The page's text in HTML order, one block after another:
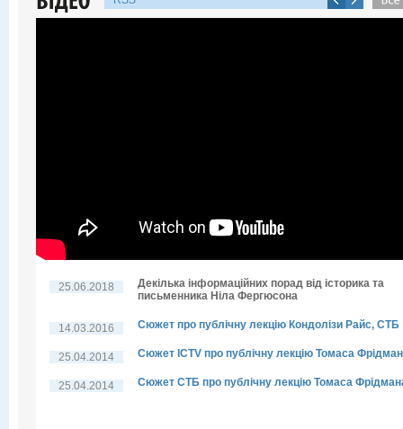
25.06.2018
Декілька інформаційних порад від історика та
письменника Ніла Фергюсона
14.03.2016 Сюжет про публічну лекцію Кондолізи Райс, СТБ
25.04.2014 Сюжет ICTV про публічну лекцію Томаса
25.04.2014 Сюжет СТБ про публічну лекцію Томаса